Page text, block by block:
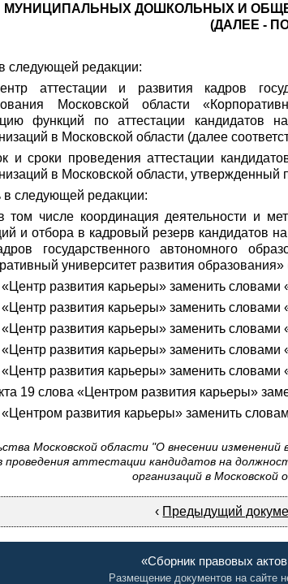
МУНИЦИПАЛЬНЫХ ДОШКОЛЬНЫХ И
(ДАЛЕЕ -
следующей редакции:
аттестации и развития кадров
Московской области
функций по аттестации кандидатов
в Московской области (далее
и сроки проведения аттестации
в Московской области,
в следующей редакции:
том числе координация деятельности и
и отбора в кадровый резерв кандидатов
государственного автономного
университет развития
развития карьеры» заменить словами
развития карьеры» заменить словами
развития карьеры» заменить словами
развития карьеры» заменить словами
развития карьеры» заменить словами
19 слова «Центром развития карьеры»
развития карьеры» заменить
Московской области "О внесении
проведения аттестации кандидатов на
организаций в
‹ Предыдущий
«Сборник правовых
Размещение документов на сайте